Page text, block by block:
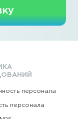
персонала
персонала